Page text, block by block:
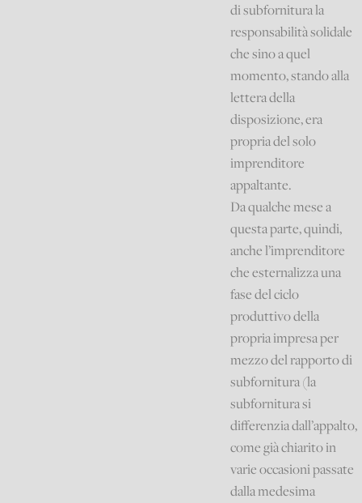
di subfornitura la
responsabilità solidale
che sino a quel
momento, stando alla
lettera della
disposizione, era
propria del solo
imprenditore
appaltante.
Da qualche mese a
questa parte, quindi,
anche l’imprenditore
che esternalizza una
fase del ciclo
produttivo della
propria impresa per
mezzo del rapporto di
subfornitura (la
subfornitura si
differenzia dall’appalto,
come già chiarito in
varie occasioni passate
dalla medesima